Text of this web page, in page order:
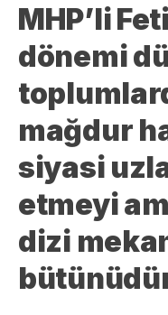
MHP’li
dönemi
mağdur
siyasi
etmeyi
dizi